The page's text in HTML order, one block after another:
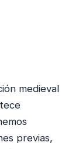
medieval
previas,